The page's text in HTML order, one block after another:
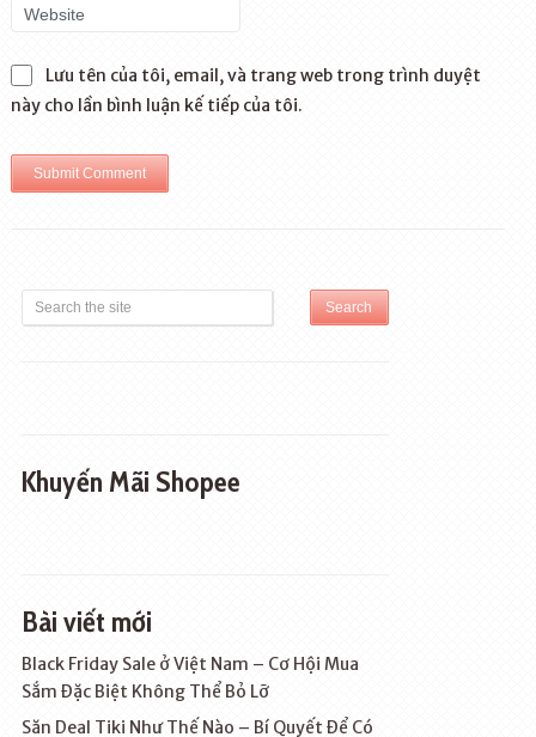
Lưu tên của tôi, email, và trang web trong trình duyệt
này cho lần bình luận kế tiếp của tôi.
Khuyến Mãi Shopee
Bài viết mới
Black Friday Sale ở Việt Nam – Cơ Hội Mua
Sắm Đặc Biệt Không Thể Bỏ Lỡ
Săn Deal Tiki Như Thế Nào – Bí Quyết Để Có